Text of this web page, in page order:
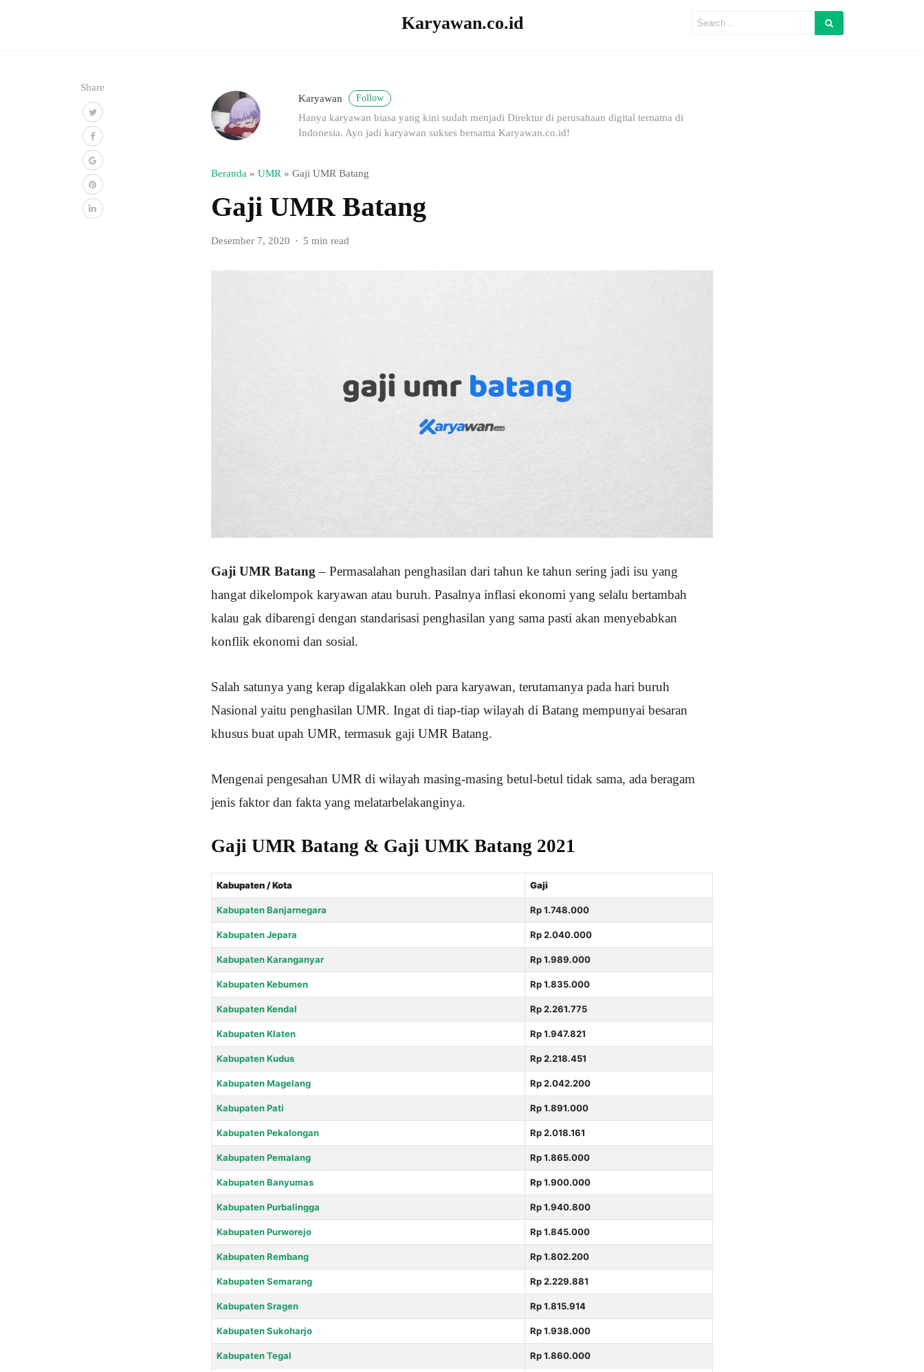
Karyawan.co.id
Share
Karyawan Follow
Hanya karyawan biasa yang kini sudah menjadi Direktur di perusahaan digital ternama di
Indonesia. Ayo jadi karyawan sukses bersama Karyawan.co.id!
Beranda » UMR » Gaji UMR Batang
Gaji UMR Batang
Desember 7, 2020 5 min read
Gaji UMR Batang – Permasalahan penghasilan dari tahun ke tahun sering jadi isu yang
hangat dikelompok karyawan atau buruh. Pasalnya inflasi ekonomi yang selalu bertambah
kalau gak dibarengi dengan standarisasi penghasilan yang sama pasti akan menyebabkan
konflik ekonomi dan sosial.
Salah satunya yang kerap digalakkan oleh para karyawan, terutamanya pada hari buruh
Nasional yaitu penghasilan UMR. Ingat di tiap-tiap wilayah di Batang mempunyai besaran
khusus buat upah UMR, termasuk gaji UMR Batang.
Mengenai pengesahan UMR di wilayah masing-masing betul-betul tidak sama, ada beragam
jenis faktor dan fakta yang melatarbelakanginya.
Gaji UMR Batang & Gaji UMK Batang 2021
Kabupaten / Kota Gaji
Kabupaten Banjarnegara Rp 1.748.000
Kabupaten Jepara Rp 2.040.000
Kabupaten Karanganyar Rp 1.989.000
Kabupaten Kebumen Rp 1.835.000
Kabupaten Kendal Rp 2.261.775
Kabupaten Klaten Rp 1.947.821
Kabupaten Kudus Rp 2.218.451
Kabupaten Magelang Rp 2.042.200
Kabupaten Pati Rp 1.891.000
Kabupaten Pekalongan Rp 2.018.161
Kabupaten Pemalang Rp 1.865.000
Kabupaten Banyumas Rp 1.900.000
Kabupaten Purbalingga Rp 1.940.800
Kabupaten Purworejo Rp 1.845.000
Kabupaten Rembang Rp 1.802.200
Kabupaten Semarang Rp 2.229.881
Kabupaten Sragen Rp 1.815.914
Kabupaten Sukoharjo Rp 1.938.000
Kabupaten Tegal Rp 1.860.000